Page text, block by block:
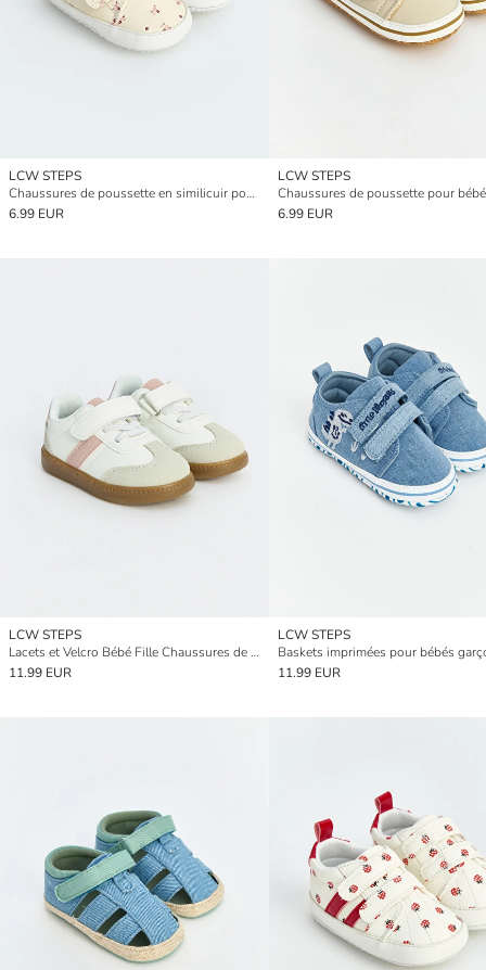
LCW STEPS
Chaussures de poussette en similicuir pour bébé fille
6.99 EUR
LCW STEPS
6.99 EUR
LCW STEPS
Lacets et Velcro Bébé Fille Chaussures de poussette
11.99 EUR
LCW STEPS
Baskets imprimées pour bébés
11.99 EUR